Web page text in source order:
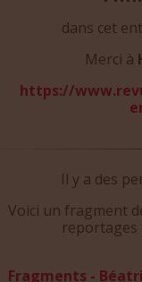
dans cet
Merci à
https://
Il y a des
Voici un fragment
reportages
Fragments -